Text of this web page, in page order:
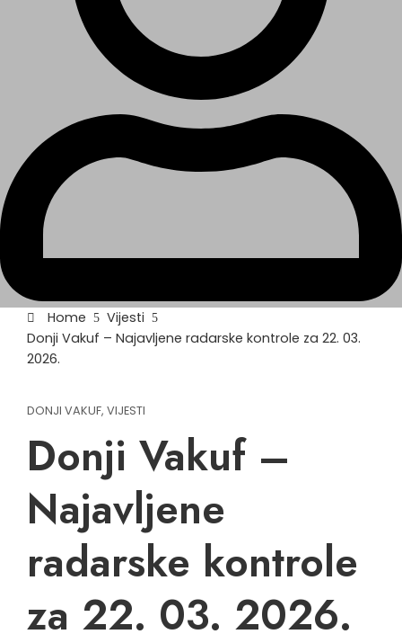
Home
Vijesti
Donji Vakuf – Najavljene radarske kontrole za 22. 03.
2026.
DONJI VAKUF, VIJESTI
Donji Vakuf –
Najavljene
radarske kontrole
za 22. 03. 2026.